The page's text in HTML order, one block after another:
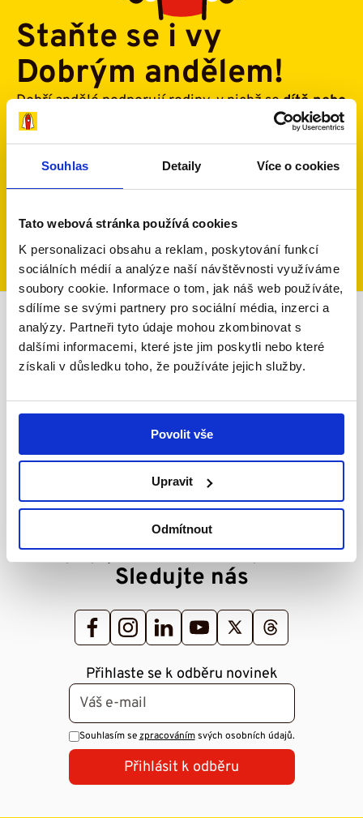
Souhlas Detaily Více o cookies
Tato webová stránka používá cookies
K personalizaci obsahu a reklam, poskytování funkcí
sociálních médií a analýze naší návštěvnosti využíváme
soubory cookie. Informace o tom, jak náš web používáte,
sdílíme se svými partnery pro sociální média, inzerci a
analýzy. Partneři tyto údaje mohou zkombinovat s
dalšími informacemi, které jste jim poskytli nebo které
získali v důsledku toho, že používáte jejich služby.
Povolit vše
Upravit
Odmítnout
Staňte se i vy
Dobrým andělem!
Dobří andělé podporují rodiny, v nichž sedítě nebo
jeden z rodičů potýká s onkologickým nebo
této nemoci ocitly ve složité životní situaci.
Umožněte jim soustředit se na to nejdůležitější –
zdraví svých blízkých.
Chci pomáhat Jak to funguje?
Infolinka
+420 733 119 119
+420 733 123 450
(pracovní dny od 8:00 do 15:00)
Napište nám
dobryandel@dobryandel.cz
andelskaposta@dobryandel.cz
Sledujte nás
Přihlaste se k odběru novinek
Souhlasím sezpracovánímsvých osobních údajů.
Přihlásit k odběru